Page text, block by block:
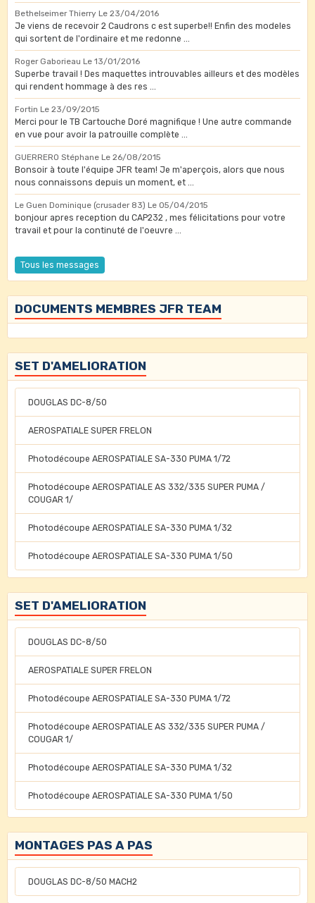
Bethelseimer Thierry Le 23/04/2016
Je viens de recevoir 2 Caudrons c est superbe!! Enfin des modeles
qui sortent de l'ordinaire et me redonne ...
Roger Gaborieau Le 13/01/2016
Superbe travail ! Des maquettes introuvables ailleurs et des modèles
qui rendent hommage à des res ...
Fortin Le 23/09/2015
Merci pour le TB Cartouche Doré magnifique ! Une autre commande
en vue pour avoir la patrouille complète ...
GUERRERO Stéphane Le 26/08/2015
Bonsoir à toute l'équipe JFR team! Je m'aperçois, alors que nous
nous connaissons depuis un moment, et ...
Le Guen Dominique (crusader 83) Le 05/04/2015
bonjour apres reception du CAP232 , mes félicitations pour votre
travail et pour la continuté de l'oeuvre ...
Tous les messages
DOCUMENTS MEMBRES JFR TEAM
SET D'AMELIORATION
DOUGLAS DC-8/50
AEROSPATIALE SUPER FRELON
Photodécoupe AEROSPATIALE SA-330 PUMA 1/72
Photodécoupe AEROSPATIALE AS 332/335 SUPER PUMA /
COUGAR 1/
Photodécoupe AEROSPATIALE SA-330 PUMA 1/32
Photodécoupe AEROSPATIALE SA-330 PUMA 1/50
SET D'AMELIORATION
DOUGLAS DC-8/50
AEROSPATIALE SUPER FRELON
Photodécoupe AEROSPATIALE SA-330 PUMA 1/72
Photodécoupe AEROSPATIALE AS 332/335 SUPER PUMA /
COUGAR 1/
Photodécoupe AEROSPATIALE SA-330 PUMA 1/32
Photodécoupe AEROSPATIALE SA-330 PUMA 1/50
MONTAGES PAS A PAS
DOUGLAS DC-8/50 MACH2